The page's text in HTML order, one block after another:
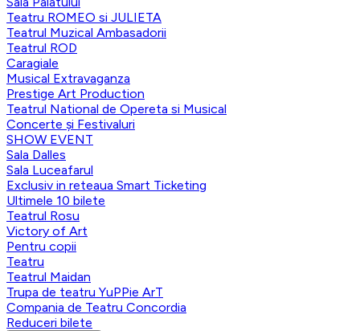
Teatru ROMEO si JULIETA
Teatrul Muzical Ambasadorii
Teatrul ROD
Caragiale
Musical Extravaganza
Prestige Art Production
Teatrul National de Opereta si Musical
Concerte și Festivaluri
SHOW EVENT
Sala Dalles
Sala Luceafarul
Exclusiv in reteaua Smart Ticketing
Ultimele 10 bilete
Teatrul Rosu
Victory of Art
Pentru copii
Teatru
Teatrul Maidan
Trupa de teatru YuPPie ArT
Compania de Teatru Concordia
Reduceri bilete